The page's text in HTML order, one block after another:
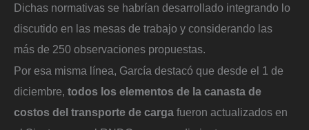
Dichas normativas se habrían desarrollado integrando lo
discutido en las mesas de trabajo y considerando las
más de 250 observaciones propuestas.
Por esa misma línea, García destacó que desde el 1 de
diciembre, todos los elementos de la canasta de
costos del transporte de carga fueron actualizados en